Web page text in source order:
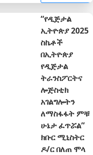
“የዲጅታል
ኢትዮጵያ 2025
ስኬቶች
በኢትዮጵያ
የዲጅታል
ትራንስፖርትና
ሎጅስቲክ
አገልግሎትን
ለማስፋፋት ምቹ
ሁኔታ ፈጥሯል”
ክቡር ሚኒስትር
ዶ/ር በለጠ ሞላ